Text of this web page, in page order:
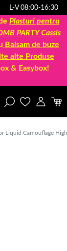
L-V 08:00-16:30
Plasturi pentru
PARTY Cassis
Balsam de buze
alte Produse
& Easybox!
Liquid Camouflage